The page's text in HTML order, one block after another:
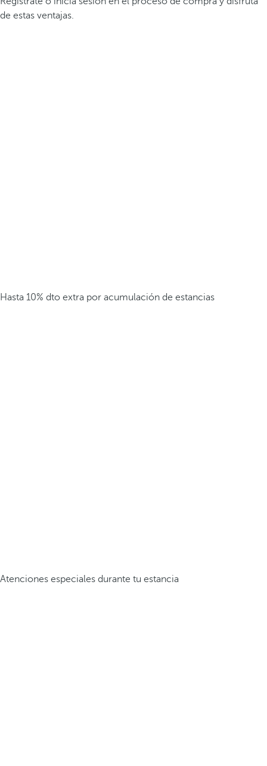
de estas ventajas.
Hasta 10% dto extra por acumulación de estancias
Atenciones especiales durante tu estancia